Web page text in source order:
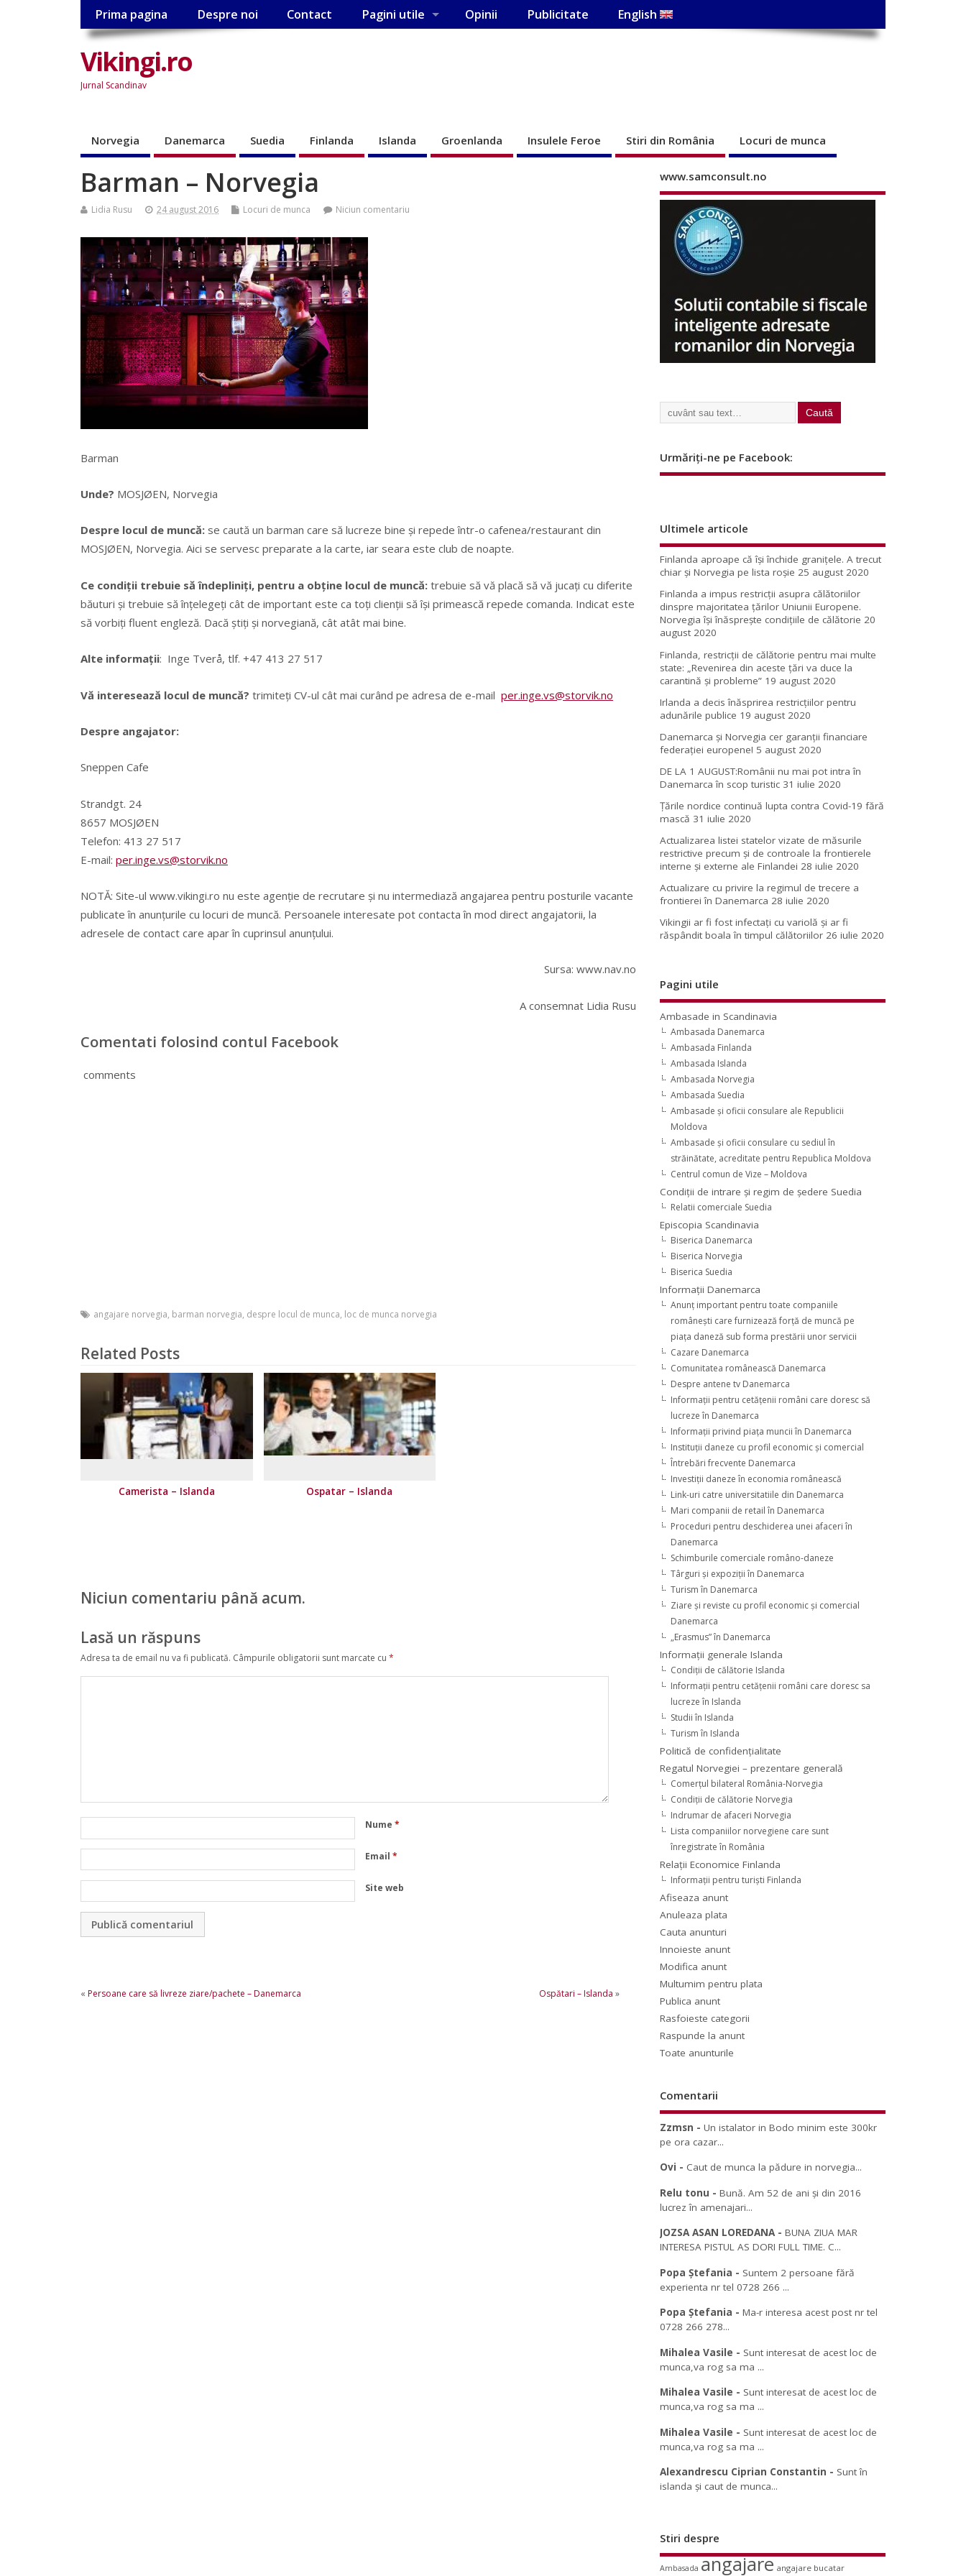
Prima pagina Despre noi Contact Pagini utile Opinii Publicitate English
Vikingi.ro
Jurnal Scandinav
Norvegia Danemarca Suedia Finlanda Islanda Groenlanda Insulele Feroe Stiri din România Locuri de munca
Barman – Norvegia
Lidia Rusu 24 august 2016 Locuri de munca Niciun comentariu
Barman
Unde? MOSJØEN, Norvegia
Despre locul de muncă: se caută un barman care să lucreze bine și repede într-o cafenea/restaurant din
MOSJØEN, Norvegia. Aici se servesc preparate a la carte, iar seara este club de noapte.
Ce condiții trebuie să îndepliniți, pentru a obține locul de muncă: trebuie să vă placă să vă jucați cu diferite
băuturi și trebuie să înțelegeți cât de important este ca toți clienții să își primească repede comanda. Indicat este
să vorbiți fluent engleză. Dacă știți și norvegiană, cât atât mai bine.
Alte informații: Inge Tverå, tlf. +47 413 27 517
Vă interesează locul de muncă? trimiteți CV-ul cât mai curând pe adresa de e-mail per.inge.vs@storvik.no
Despre angajator:
Sneppen Cafe
Strandgt. 24
8657 MOSJØEN
Telefon: 413 27 517
E-mail: per.inge.vs@storvik.no
NOTĂ: Site-ul www.vikingi.ro nu este agenție de recrutare și nu intermediază angajarea pentru posturile vacante
publicate în anunțurile cu locuri de muncă. Persoanele interesate pot contacta în mod direct angajatorii, la
adresele de contact care apar în cuprinsul anunțului.
Sursa: www.nav.no
A consemnat Lidia Rusu
Comentati folosind contul Facebook
comments
angajare norvegia, barman norvegia, despre locul de munca, loc de munca norvegia
Related Posts
Camerista – Islanda Ospatar – Islanda
Niciun comentariu până acum.
Lasă un răspuns
Adresa ta de email nu va fi publicată. Câmpurile obligatorii sunt marcate cu *
Nume *
Email *
Site web
« Persoane care să livreze ziare/pachete – Danemarca Ospătari – Islanda »
www.samconsult.no
Urmăriți-ne pe Facebook:
Ultimele articole
Finlanda aproape că își închide granițele. A trecut
chiar și Norvegia pe lista roșie 25 august 2020
Finlanda a impus restricţii asupra călătoriilor
dinspre majoritatea ţărilor Uniunii Europene.
Norvegia își înăsprește condițiile de călătorie 20
august 2020
Finlanda, restricţii de călătorie pentru mai multe
state: „Revenirea din aceste ţări va duce la
carantină şi probleme” 19 august 2020
Irlanda a decis înăsprirea restricțiilor pentru
adunările publice 19 august 2020
Danemarca și Norvegia cer garanții financiare
federației europene! 5 august 2020
DE LA 1 AUGUST:Românii nu mai pot intra în
Danemarca în scop turistic 31 iulie 2020
Țările nordice continuă lupta contra Covid-19 fără
mască 31 iulie 2020
Actualizarea listei statelor vizate de măsurile
restrictive precum și de controale la frontierele
interne și externe ale Finlandei 28 iulie 2020
Actualizare cu privire la regimul de trecere a
frontierei în Danemarca 28 iulie 2020
Vikingii ar fi fost infectaţi cu variolă şi ar fi
răspândit boala în timpul călătoriilor 26 iulie 2020
Pagini utile
Ambasade in Scandinavia
Ambasada Danemarca
Ambasada Finlanda
Ambasada Islanda
Ambasada Norvegia
Ambasada Suedia
Ambasade şi oficii consulare ale Republicii
Moldova
Ambasade şi oficii consulare cu sediul în
străinătate, acreditate pentru Republica Moldova
Centrul comun de Vize – Moldova
Condiţii de intrare şi regim de şedere Suedia
Relatii comerciale Suedia
Episcopia Scandinavia
Biserica Danemarca
Biserica Norvegia
Biserica Suedia
Informaţii Danemarca
Anunţ important pentru toate companiile
româneşti care furnizează forţă de muncă pe
piaţa daneză sub forma prestării unor servicii
Cazare Danemarca
Comunitatea românească Danemarca
Despre antene tv Danemarca
Informaţii pentru cetăţenii români care doresc să
lucreze în Danemarca
Informaţii privind piaţa muncii în Danemarca
Instituţii daneze cu profil economic şi comercial
Întrebări frecvente Danemarca
Investiţii daneze în economia românească
Link-uri catre universitatiile din Danemarca
Mari companii de retail în Danemarca
Proceduri pentru deschiderea unei afaceri în
Danemarca
Schimburile comerciale româno-daneze
Târguri şi expoziţii în Danemarca
Turism în Danemarca
Ziare şi reviste cu profil economic şi comercial
Danemarca
„Erasmus” în Danemarca
Informaţii generale Islanda
Condiţii de călătorie Islanda
Informaţii pentru cetăţenii români care doresc sa
lucreze în Islanda
Studii în Islanda
Turism în Islanda
Politică de confidențialitate
Regatul Norvegiei – prezentare generală
Comerţul bilateral România-Norvegia
Condiții de călătorie Norvegia
Indrumar de afaceri Norvegia
Lista companiilor norvegiene care sunt
înregistrate în România
Relaţii Economice Finlanda
Informaţii pentru turişti Finlanda
Afiseaza anunt
Anuleaza plata
Cauta anunturi
Innoieste anunt
Modifica anunt
Multumim pentru plata
Publica anunt
Rasfoieste categorii
Raspunde la anunt
Toate anunturile
Comentarii
Zzmsn -Un istalator in Bodo minim este 300kr
pe ora cazar...
Ovi - Caut de munca la pădure in norvegia...
Relu tonu -Bună. Am 52 de ani și din 2016
lucrez în amenajari...
JOZSA ASAN LOREDANA-BUNA ZIUA MAR
INTERESA PISTUL AS DORI FULL TIME. C...
Popa Ștefania - Suntem 2 persoane fără
experienta nr tel 0728 266 ...
Popa Ștefania -Ma-r interesa acest post nr tel
0728 266 278...
Mihalea Vasile - Sunt interesat de acest loc de
munca,va rog sa ma ...
Mihalea Vasile - Sunt interesat de acest loc de
munca,va rog sa ma ...
Mihalea Vasile - Sunt interesat de acest loc de
munca,va rog sa ma ...
Alexandrescu Ciprian Constantin - Sunt în
islanda și caut de munca...
Stiri despre
Ambasada angajare angajare bucatar